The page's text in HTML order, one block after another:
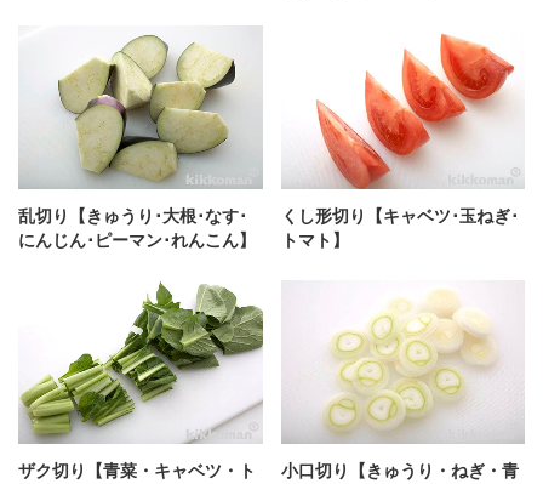
乱切り【きゅうり･大根･なす･
にんじん･ピーマン･れんこん】
くし形切り【キャベツ･玉ねぎ･
トマト】
ザク切り【青菜・キャベツ・ト
小口切り【きゅうり・ねぎ・青